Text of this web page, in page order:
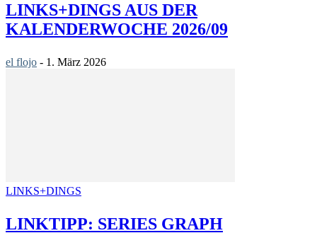
LINKS+DINGS AUS DER
KALENDERWOCHE 2026/09
el flojo - 1. März 2026
LINKS+DINGS
LINKTIPP: SERIES GRAPH